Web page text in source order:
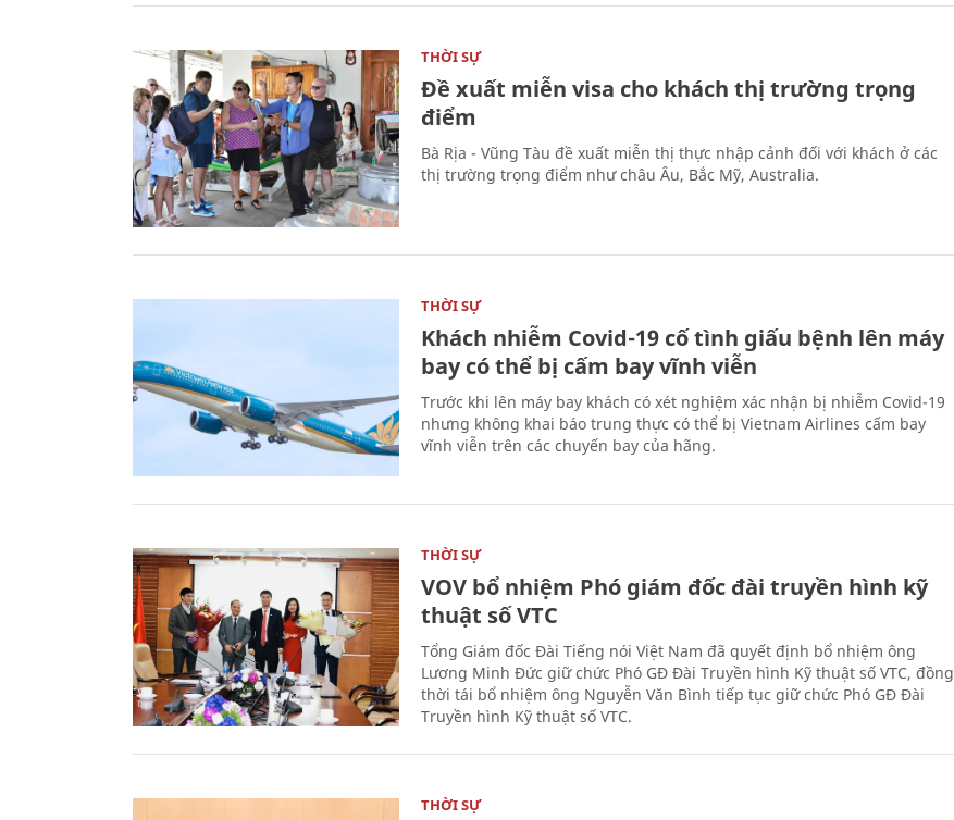
THỜI SỰ
Đề xuất miễn visa cho khách thị trường trọng
điểm
Bà Rịa - Vũng Tàu đề xuất miễn thị thực nhập cảnh đối với khách ở các
thị trường trọng điểm như châu Âu, Bắc Mỹ, Australia.
THỜI SỰ
Khách nhiễm Covid-19 cố tình giấu bệnh lên máy
bay có thể bị cấm bay vĩnh viễn
Trước khi lên máy bay khách có xét nghiệm xác nhận bị nhiễm Covid-19
nhưng không khai báo trung thực có thể bị Vietnam Airlines cấm bay
vĩnh viễn trên các chuyến bay của hãng.
THỜI SỰ
VOV bổ nhiệm Phó giám đốc đài truyền hình kỹ
thuật số VTC
Tổng Giám đốc Đài Tiếng nói Việt Nam đã quyết định bổ nhiệm ông
Lương Minh Đức giữ chức Phó GĐ Đài Truyền hình Kỹ thuật số VTC, đồng
thời tái bổ nhiệm ông Nguyễn Văn Bình tiếp tục giữ chức Phó GĐ Đài
Truyền hình Kỹ thuật số VTC.
THỜI SỰ